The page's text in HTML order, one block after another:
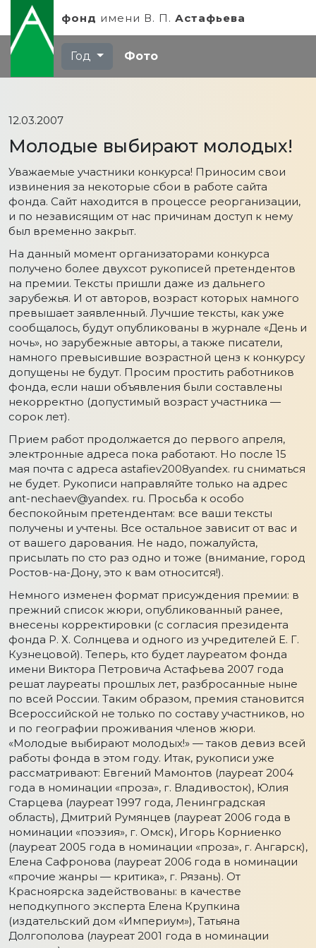
фонд имени В. П. Астафьева
Год Фото
12.03.2007
Молодые выбирают молодых!
Уважаемые участники конкурса! Приносим свои
извинения за некоторые сбои в работе сайта
фонда. Сайт находится в процессе реорганизации,
и по независящим от нас причинам доступ к нему
был временно закрыт.
На данный момент организаторами конкурса
получено более двухсот рукописей претендентов
на премии. Тексты пришли даже из дальнего
зарубежья. И от авторов, возраст которых намного
превышает заявленный. Лучшие тексты, как уже
сообщалось, будут опубликованы в журнале «День и
ночь», но зарубежные авторы, а также писатели,
намного превысившие возрастной ценз к конкурсу
допущены не будут. Просим простить работников
фонда, если наши объявления были составлены
некорректно (допустимый возраст участника —
сорок лет).
Прием работ продолжается до первого апреля,
электронные адреса пока работают. Но после 15
мая почта с адреса astafiev2008yandex. ru сниматься
не будет. Рукописи направляйте только на адрес
ant-nechaev@yandex. ru. Просьба к особо
беспокойным претендентам: все ваши тексты
получены и учтены. Все остальное зависит от вас и
от вашего дарования. Не надо, пожалуйста,
присылать по сто раз одно и тоже (внимание, город
Ростов-на-Дону, это к вам относится!).
Немного изменен формат присуждения премии: в
прежний список жюри, опубликованный ранее,
внесены корректировки (с согласия президента
фонда Р. Х. Солнцева и одного из учредителей Е. Г.
Кузнецовой). Теперь, кто будет лауреатом фонда
имени Виктора Петровича Астафьева 2007 года
решат лауреаты прошлых лет, разбросанные ныне
по всей России. Таким образом, премия становится
Всероссийской не только по составу участников, но
и по географии проживания членов жюри.
«Молодые выбирают молодых!» — таков девиз всей
работы фонда в этом году. Итак, рукописи уже
рассматривают: Евгений Мамонтов (лауреат 2004
года в номинации «проза», г. Владивосток), Юлия
Старцева (лауреат 1997 года, Ленинградская
область), Дмитрий Румянцев (лауреат 2006 года в
номинации «поэзия», г. Омск), Игорь Корниенко
(лауреат 2005 года в номинации «проза», г. Ангарск),
Елена Сафронова (лауреат 2006 года в номинации
«прочие жанры — критика», г. Рязань). От
Красноярска задействованы: в качестве
неподкупного эксперта Елена Крупкина
(издательский дом «Империум»), Татьяна
Долгополова (лауреат 2001 года в номинации